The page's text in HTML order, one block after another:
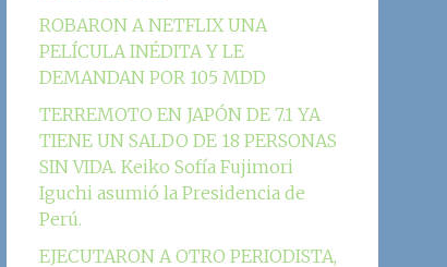
ROBARON A NETFLIX UNA
PELÍCULA INÉDITA Y LE
DEMANDAN POR 105 MDD
TERREMOTO EN JAPÓN DE 7.1 YA
TIENE UN SALDO DE 18 PERSONAS
SIN VIDA. Keiko Sofía Fujimori
Iguchi asumió la Presidencia de
Perú.
EJECUTARON A OTRO PERIODISTA,